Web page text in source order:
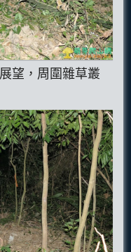
望，周圍雜草叢